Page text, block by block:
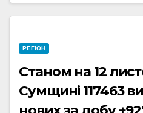
РЕГІОН
Станом на 12
Сумщині 117463